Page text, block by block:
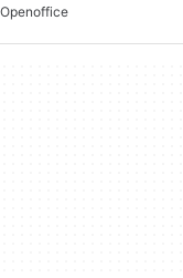
Openoffice